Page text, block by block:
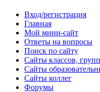
Вход/регистрация
Главная
Мой мини-сайт
Ответы на вопросы
Поиск по сайту
Сайты классов,
Сайты
Сайты коллег
Форумы